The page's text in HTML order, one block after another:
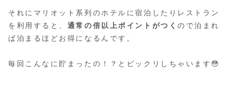
それにマリオット系列のホテルに宿泊したりレストラン
を利用すると、 通常の倍以上ポイントがつくので泊まれ
ば泊まるほどお得になるんです。
毎回こんなに貯まったの！？とビックリしちゃいます😳